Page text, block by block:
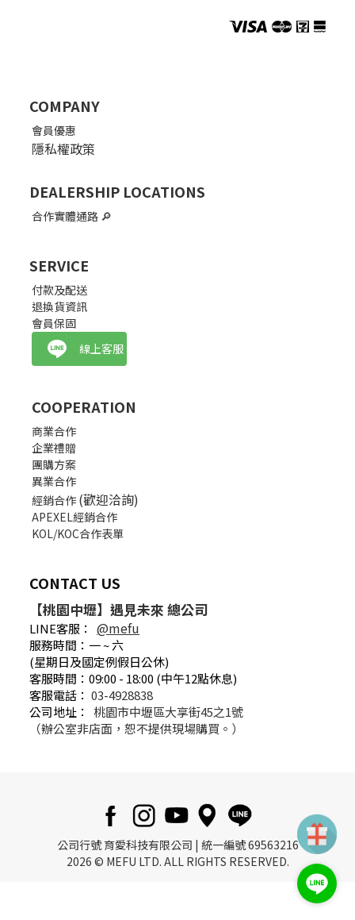
COMPANY
會員優惠
隱私權政策
DEALERSHIP LOCATIONS
合作實體通路 🔎
SERVICE
付款及配送
退換貨資訊
會員保固
線上客服
COOPERATION
商業合作
企業禮贈
團購方案
異業合作
經銷合作 (歡迎洽詢)
APEXEL經銷合作
KOL/KOC合作表單
CONTACT US
【桃園中壢】遇見未來 總公司
LINE客服： @mefu
服務時間：一 ~ 六
(星期日及國定例假日公休)
客服時間：09:00 - 18:00 (中午12點休息)
客服電話： 03-4928838
公司地址：
桃園市中壢區大享街45之1號
（辦公室非店面，恕不提供現場購買。）
公司行號 育愛科技有限公司 | 統一編號 69563216
2026 © MEFU LTD. ALL RIGHTS RESERVED.